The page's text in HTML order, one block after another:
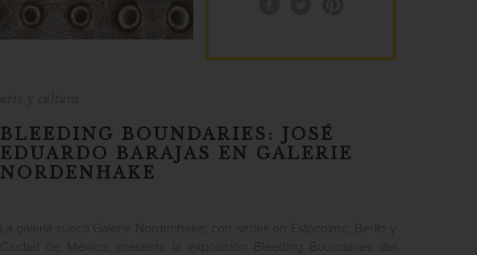
BLEEDING BOUNDARIES: JOSÉ
EDUARDO BARAJAS EN GALERIE
NORDENHAKE
Ciudad de México, presenta la exposición Bleeding Boundaries del